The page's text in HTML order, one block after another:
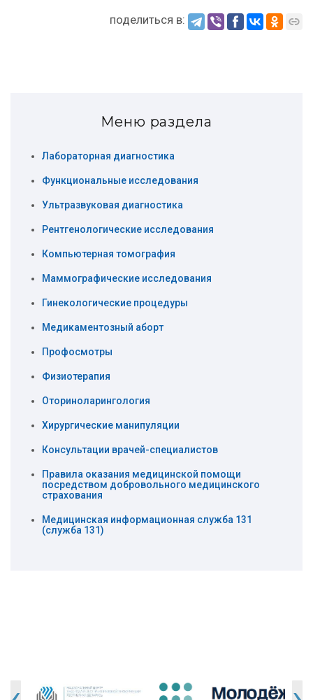
поделиться в:
Меню раздела
Лабораторная диагностика
Функциональные исследования
Ультразвуковая диагностика
Рентгенологические исследования
Компьютерная томография
Маммографические исcледования
Гинекологические процедуры
Медикаментозный аборт
Профосмотры
Физиотерапия
Оториноларингология
Хирургические манипуляции
Консультации врачей-специалистов
Правила оказания медицинской помощи
посредством добровольного медицинского
страхования
Медицинская информационная служба 131
(служба 131)